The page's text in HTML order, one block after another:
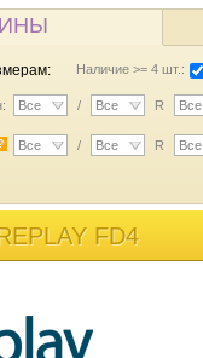
Наличие >= 4 шт.:
Все / Все R Все
Все / Все R Все
FD4